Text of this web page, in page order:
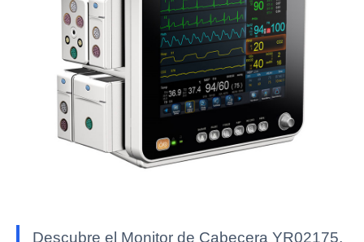
Descubre el Monitor de Cabecera YR02175,